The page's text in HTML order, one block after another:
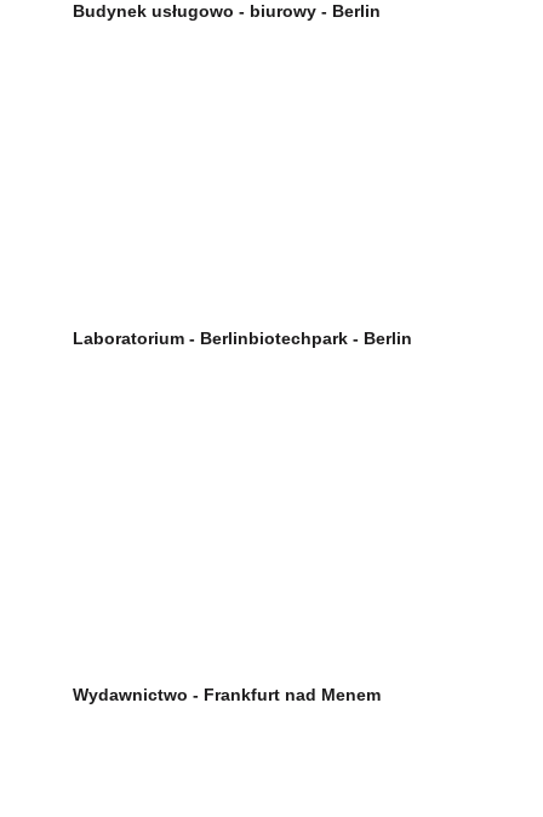
Budynek usługowo - biurowy - Berlin
Laboratorium - Berlinbiotechpark - Berlin
Wydawnictwo - Frankfurt nad Menem